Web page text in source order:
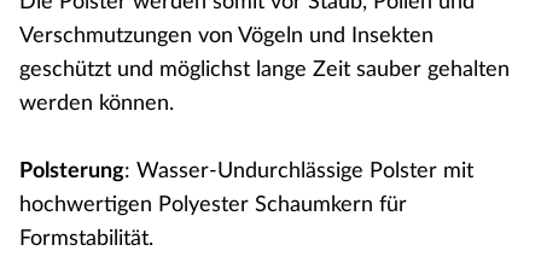
Verschmutzungen von Vögeln und Insekten
geschützt und möglichst lange Zeit sauber gehalten
werden können.
Polsterung: Wasser-Undurchlässige Polster mit
hochwertigen Polyester Schaumkern für
Formstabilität.